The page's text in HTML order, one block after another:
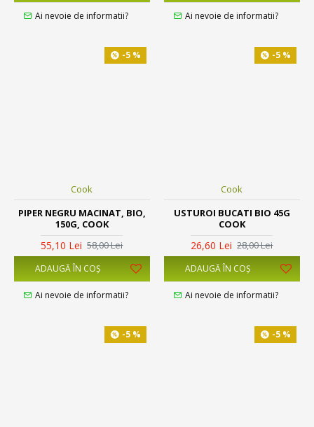
Ai nevoie de informatii? Ai nevoie de informatii?
-5 %
Cook
PIPER NEGRU MACINAT, BIO,
150G, COOK
55,10 Lei 58,00 Lei
ADAUGĂ ÎN COŞ
Ai nevoie de informatii?
-5 %
Cook
USTUROI BUCATI BIO 45G
COOK
26,60 Lei 28,00 Lei
ADAUGĂ ÎN COŞ
Ai nevoie de informatii?
-5 % -5 %